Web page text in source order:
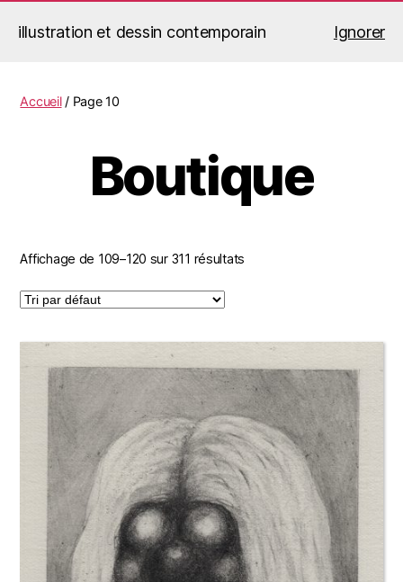
illustration et dessin contemporain Ignorer
Jérémy Le Corvaisier
Accueil/ Page 10
Boutique
Affichage de 109–120 sur 311 résultats